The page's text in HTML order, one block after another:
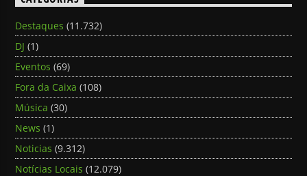
Destaques (11.732)
DJ (1)
Eventos (69)
Fora da Caixa (108)
Música (30)
News (1)
Noticias (9.312)
Notícias Locais (12.079)